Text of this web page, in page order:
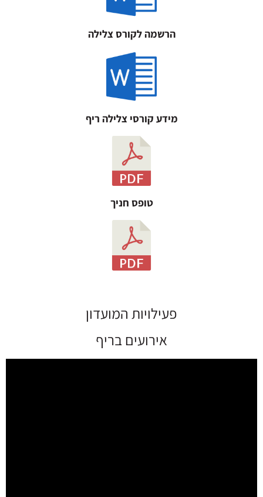
הרשמה לקורס צלילה
מידע קורסי צלילה ריף
טופס חניך
פעילויות המועדון
אירועים בריף